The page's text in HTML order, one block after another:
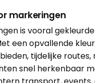
markeringen
is vooral
een opvallende
tijdelijke
snel herkenbaar